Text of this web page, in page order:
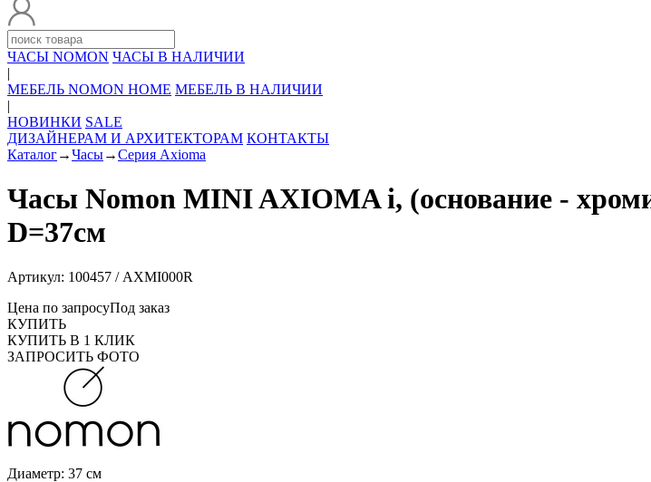
ЧАСЫ NOMON ЧАСЫ В НАЛИЧИИ
|
МЕБЕЛЬ NOMON HOME МЕБЕЛЬ В НАЛИЧИИ
|
НОВИНКИ SALE
ДИЗАЙНЕРАМ И АРХИТЕКТОРАМ КОНТАКТЫ
Каталог→Часы→Серия Axioma
Часы Nomon MINI AXIOMA i, (основание -
D=37см
Артикул: 100457 / AXMI000R
Цена по запросуПод заказ
КУПИТЬ
КУПИТЬ В 1 КЛИК
ЗАПРОСИТЬ ФОТО
Диаметр: 37 см